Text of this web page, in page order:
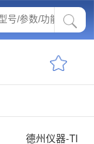
德州仪器-TI